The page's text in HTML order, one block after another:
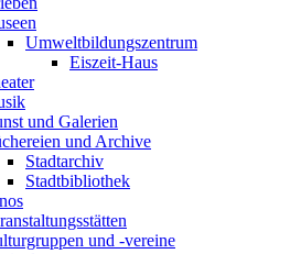
Umweltbildungszentrum
Eiszeit-Haus
und Galerien
und Archive
Stadtarchiv
Stadtbibliothek
und -vereine